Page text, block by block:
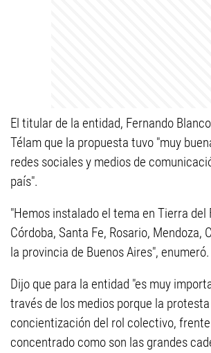
El titular de la entidad, Fernando
Télam que la propuesta tuvo "muy
redes sociales y medios de
país".
"Hemos instalado el tema en Tierra del
Córdoba, Santa Fe, Rosario, Mendoza,
la provincia de Buenos Aires", enumeró.
Dijo que para la entidad "es muy
través de los medios porque la
concientización del rol colectivo,
concentrado como son las grandes